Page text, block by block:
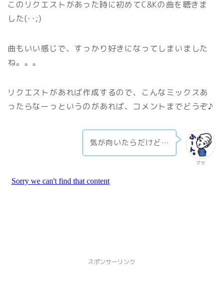
このリクエストがあった時に初めてC&Kの曲を聴きま
した(･･;)
曲もいい感じで、すっかり好きになってしまいました
ね。。。
リクエストがあれば作成するので、こんなミックスあ
ったらなーっというのがあれば、コメントまでどうぞ♪
マサ
気が向いたらだけど…
スポンサーリンク